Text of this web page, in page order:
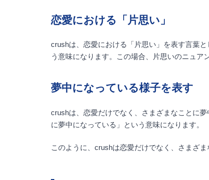
恋愛における「片思い」
crushは、恋愛における「片思い」を表す言葉
う意味になります。この場合、片思いのニュア
夢中になっている様子を表す
crushは、恋愛だけでなく、さまざまなことに
に夢中になっている」という意味になります。
このように、crushは恋愛だけでなく、さまざ